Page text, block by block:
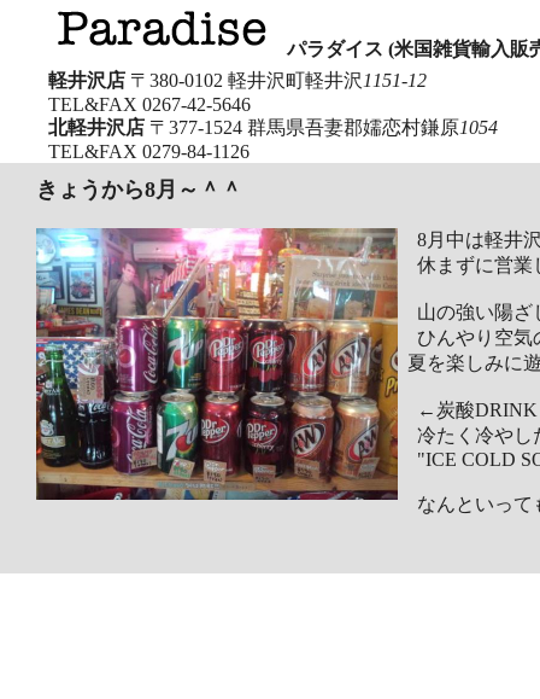
パラダイス (米国雑貨輸入販
軽井沢店 〒380-0102 軽井沢町軽井沢 1151-12
TEL&FAX 0267-42-5646
北軽井沢店 〒377-1524 群馬県吾妻郡嬬恋村鎌原1054
TEL&FAX 0279-84-1126
きょうから8月～＾＾
8月中は軽井
休まずに営業
山の強い陽ざ
ひんやり空気
夏を楽しみに
←炭酸DRINK
冷たく冷やし
"ICE COLD
なんといって